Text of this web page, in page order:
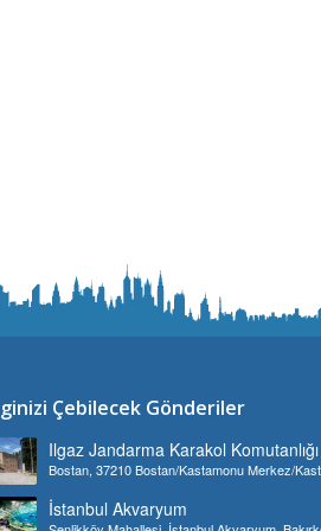
Çebilecek Gönderiler
Ilgaz Jandarma Karakol Komutanlığı
Bostan, 37210 Bostan/Kastamonu Merkez/
İstanbul Akvaryum